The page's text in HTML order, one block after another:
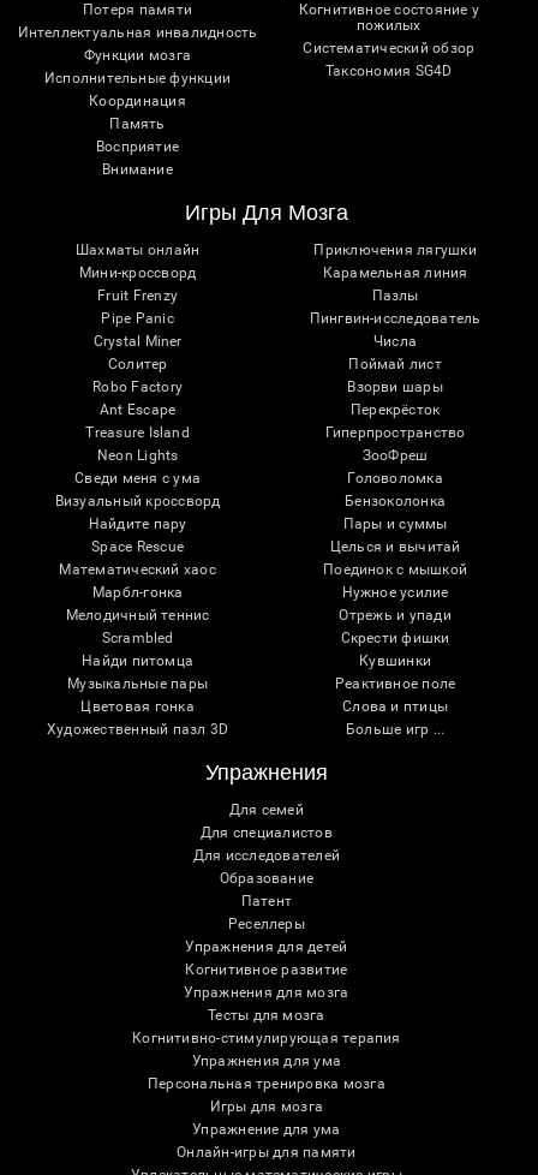
Потеря памяти
Интеллектуальная инвалидность
Функции мозга
Исполнительные функции
Координация
Память
Восприятие
Внимание
Когнитивное состояние у
пожилых
Систематический обзор
Таксономия SG4D
Игры Для Мозга
Шахматы онлайн
Мини-кроссворд
Fruit Frenzy
Pipe Panic
Crystal Miner
Солитер
Robo Factory
Ant Escape
Treasure Island
Neon Lights
Сведи меня с ума
Визуальный кроссворд
Найдите пару
Space Rescue
Математический хаос
Марбл-гонка
Мелодичный теннис
Scrambled
Найди питомца
Музыкальные пары
Цветовая гонка
Художественный пазл 3D
Приключения лягушки
Карамельная линия
Пазлы
Пингвин-исследователь
Числа
Поймай лист
Взорви шары
Перекрёсток
Гиперпространство
ЗооФреш
Головоломка
Бензоколонка
Пары и суммы
Целься и вычитай
Поединок с мышкой
Нужное усилие
Отрежь и упади
Скрести фишки
Кувшинки
Реактивное поле
Слова и птицы
Больше игр ...
Упражнения
Для семей
Для специалистов
Для исследователей
Образование
Патент
Реселлеры
Упражнения для детей
Когнитивное развитие
Упражнения для мозга
Тесты для мозга
Когнитивно-стимулирующая терапия
Упражнения для ума
Персональная тренировка мозга
Игры для мозга
Упражнение для ума
Онлайн-игры для памяти